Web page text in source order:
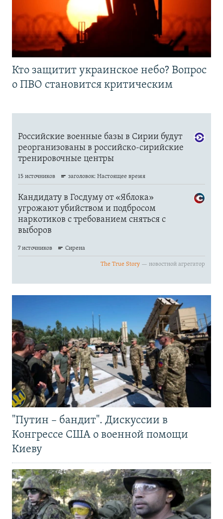
Кто защитит украинское небо? Вопрос
о ПВО становится критическим
"Путин – бандит". Дискуссии в
Конгрессе США о военной помощи
Киеву